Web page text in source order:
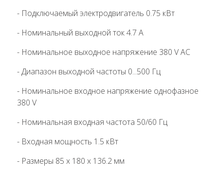
- Подключаемый электродвигатель 0.75 кВт
- Номинальный выходной ток 4.7 А
- Номинальное выходное напряжение 380 V AC
- Диапазон выходной частоты 0...500 Гц
- Номинальное входное напряжение однофазное
380 V
- Номинальная входная частота 50/60 Гц
- Входная мощность 1.5 кВт
- Размеры 85 х 180 х 136.2 мм